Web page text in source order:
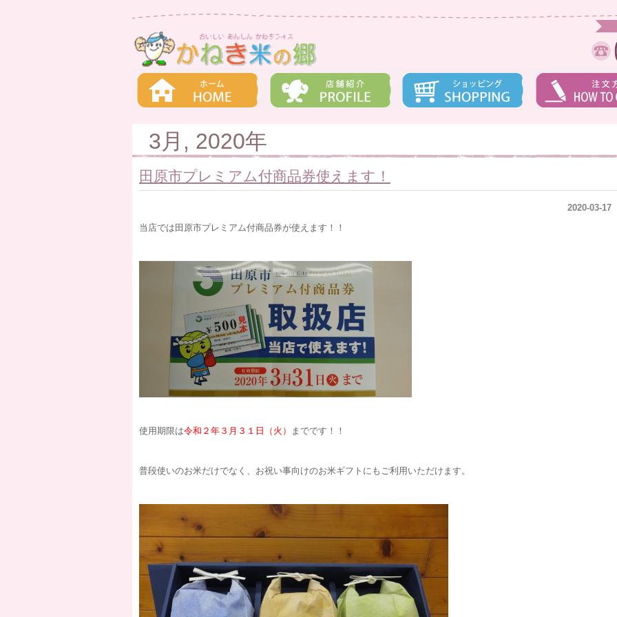
3月, 2020年
田原市プレミアム付商品券使えます！
2020-03-17
当店では田原市プレミアム付商品券が使えます！！
使用期限は令和２年３月３１日（火） までです！！
普段使いのお米だけでなく、お祝い事向けのお米ギフトにもご利用いただけます。